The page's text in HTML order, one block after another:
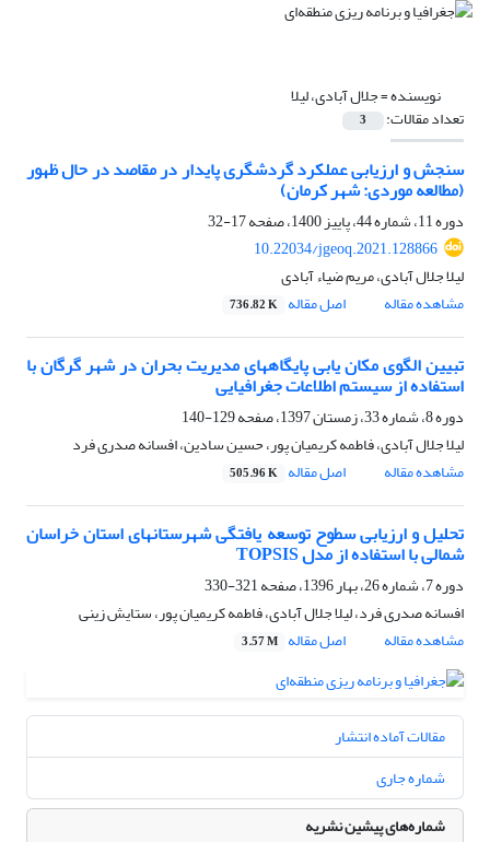
نویسنده =جلال آبادی، لیلا
تعداد مقالات: 3
سنجش و ارزیابی عملکرد گردشگری پایدار در مقاصد در حال ظهور
(مطالعه موردی: شهر کرمان)
دوره 11، شماره 44، پاییز 1400، صفحه
17-32
10.22034/jgeoq.2021.128866
لیلا جلال آبادی، مریم ضیاء آبادی
مشاهده مقاله
اصل مقاله 736.82 K
تبیین الگوی مکان یابی پایگاههای مدیریت بحران در شهر گرگان با
استفاده از سیستم اطلاعات جغرافیایی
دوره 8، شماره 33، زمستان 1397، صفحه
129-140
لیلا جلال آبادی، فاطمه کریمیان پور، حسین سادین، افسانه صدری فرد
مشاهده مقاله
اصل مقاله 505.96 K
تحلیل و ارزیابی سطوح توسعه یافتگی شهرستانهای استان خراسان
شمالی با استفاده از مدل TOPSIS
دوره 7، شماره 26، بهار 1396، صفحه
321-330
افسانه صدری فرد، لیلا جلال آبادی، فاطمه کریمیان پور، ستایش زینی
مشاهده مقاله
اصل مقاله 3.57 M
مقالات آماده انتشار
شماره جاری
شماره‌های پیشین نشریه